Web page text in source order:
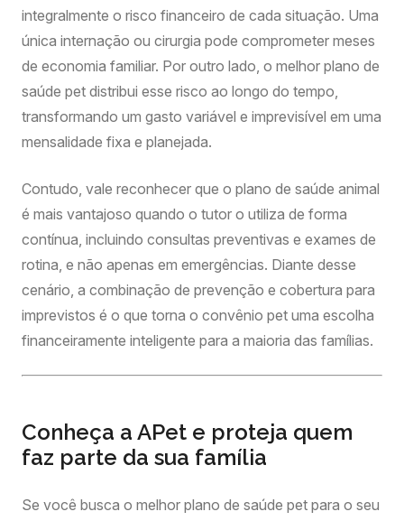
integralmente o risco financeiro de cada situação. Uma
única internação ou cirurgia pode comprometer meses
de economia familiar. Por outro lado, o melhor plano de
saúde pet distribui esse risco ao longo do tempo,
transformando um gasto variável e imprevisível em uma
mensalidade fixa e planejada.
Contudo, vale reconhecer que o plano de saúde animal
é mais vantajoso quando o tutor o utiliza de forma
contínua, incluindo consultas preventivas e exames de
rotina, e não apenas em emergências. Diante desse
cenário, a combinação de prevenção e cobertura para
imprevistos é o que torna o convênio pet uma escolha
financeiramente inteligente para a maioria das famílias.
Conheça a APet e proteja quem
faz parte da sua família
Se você busca o melhor plano de saúde pet para o seu